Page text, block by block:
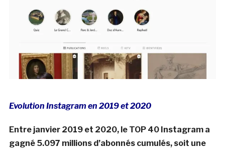
Evolution Instagram en 2019 et 2020
Entre janvier 2019 et 2020, le TOP 40 Instagram a
gagné 5.097 millions d’abonnés cumulés, soit une